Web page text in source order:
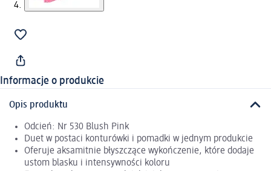
Informacje o produkcie
Opis produktu
Odcień: Nr 530 Blush Pink
Duet w postaci konturówki i pomadki w jednym produkcie
Oferuje aksamitnie błyszczące wykończenie, które dodaje
ustom blasku i intensywności koloru